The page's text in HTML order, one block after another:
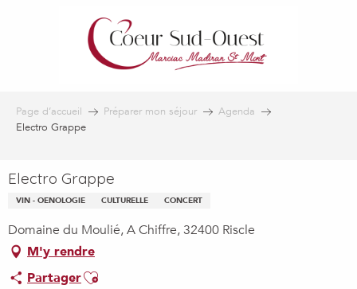
Page d’accueil Préparer mon séjour
Agenda
Electro Grappe
Electro Grappe
VIN - OENOLOGIE CULTURELLE CONCERT
Domaine du Moulié, A Chiffre, 32400 Riscle
M'y rendre
PartagerAjouter aux favoris